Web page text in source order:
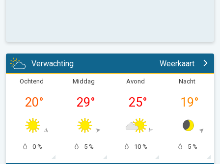
Verwachting Weerkaart
Ochtend
20°
0 %
Middag
29°
5 %
Avond
25°
10 %
Nacht
19°
5 %